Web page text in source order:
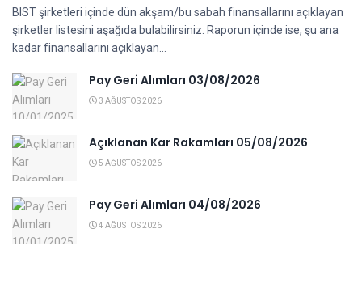
BIST şirketleri içinde dün akşam/bu sabah finansallarını açıklayan
şirketler listesini aşağıda bulabilirsiniz. Raporun içinde ise, şu ana
kadar finansallarını açıklayan...
Pay Geri Alımları 03/08/2026
3 AĞUSTOS 2026
Açıklanan Kar Rakamları 05/08/2026
5 AĞUSTOS 2026
Pay Geri Alımları 04/08/2026
4 AĞUSTOS 2026